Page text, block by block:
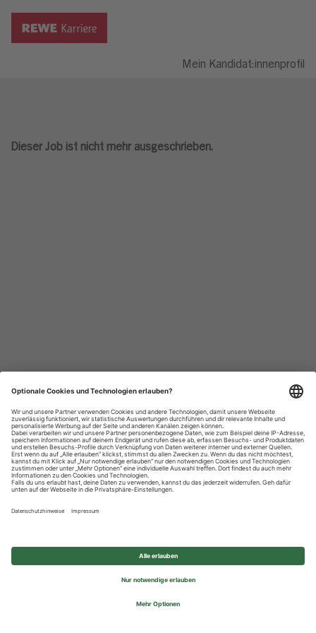
Mein Kandidat:innenprofil
Dieser Job ist nicht mehr ausgeschrieben.
Datenschutzhinweise
Impressum
Privatsphäre-Einstellungen
© 2026 REWE Group - All rights reserved